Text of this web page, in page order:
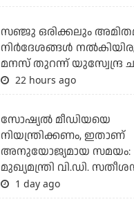
സഞ്ജു ഒരിക്കലും
നിര്‍ദേശങ്ങള്‍
മനസ് തുറന്ന് യുസ്വേന്ദ്ര
22 hours ago
സോഷ്യല്‍ മീഡിയയെ
നിയന്ത്രിക്കണം, ഇതാണ്
അനുയോജ്യമായ സമയം:
മുഖ്യമന്ത്രി വി.ഡി.
1 day ago